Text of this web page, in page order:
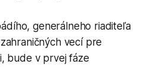
generálneho riaditeľa
vecí pre
bude v prvej fáze